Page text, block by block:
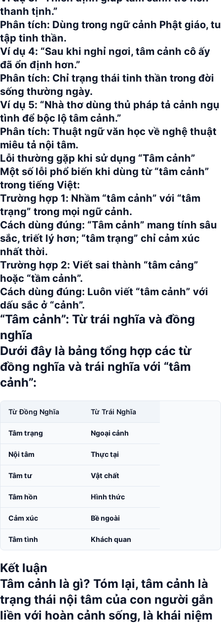
thanh tịnh.”
Phân tích: Dùng trong ngữ cảnh Phật giáo, tu
tập tinh thần.
Ví dụ 4: “Sau khi nghỉ ngơi, tâm cảnh cô ấy
đã ổn định hơn.”
Phân tích: Chỉ trạng thái tinh thần trong đời
sống thường ngày.
Ví dụ 5: “Nhà thơ dùng thủ pháp tả cảnh ngụ
tình để bộc lộ tâm cảnh.”
Phân tích: Thuật ngữ văn học về nghệ thuật
miêu tả nội tâm.
Lỗi thường gặp khi sử dụng “Tâm cảnh”
Một số lỗi phổ biến khi dùng từ “tâm cảnh”
trong tiếng Việt:
Trường hợp 1: Nhầm “tâm cảnh” với “tâm
trạng” trong mọi ngữ cảnh.
Cách dùng đúng: “Tâm cảnh” mang tính sâu
sắc, triết lý hơn; “tâm trạng” chỉ cảm xúc
nhất thời.
Trường hợp 2: Viết sai thành “tâm cảng”
hoặc “tầm cảnh”.
Cách dùng đúng: Luôn viết “tâm cảnh” với
dấu sắc ở “cảnh”.
“Tâm cảnh”: Từ trái nghĩa và đồng
nghĩa
Dưới đây là bảng tổng hợp các từ
đồng nghĩa và trái nghĩa với “tâm
cảnh”:
Từ Đồng Nghĩa Từ Trái Nghĩa
Tâm trạng Ngoại cảnh
Nội tâm Thực tại
Tâm tư Vật chất
Tâm hồn Hình thức
Cảm xúc Bề ngoài
Tâm tình Khách quan
Kết luận
Tâm cảnh là gì? Tóm lại, tâm cảnh là
trạng thái nội tâm của con người gắn
liền với hoàn cảnh sống, là khái niệm